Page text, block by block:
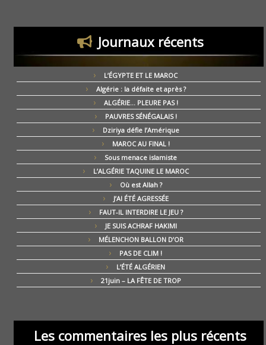
Journaux récents
L’ÉGYPTE ET LE MAROC
Algérie : la défaite et après ?
ALGÉRIE… PLEURE PAS !
PAUVRES SÉNÉGALAIS !
Dziriya défie l’Amérique
MAROC AU FINAL !
Sous menace islamiste
L’ALGÉRIE TAQUINE LE MAROC
Où est Allah ?
J’AI ÉTÉ AGRESSÉE
FAUT-IL INTERDIRE LE JEU ?
JE SUIS ACHRAF HAKIMI
MÉLENCHON BALLON D’OR
PAS DE CLIM !
L’ÉTÉ ALGÉRIEN
21juin – LA FÊTE DE TROP
Les commentaires les plus récents